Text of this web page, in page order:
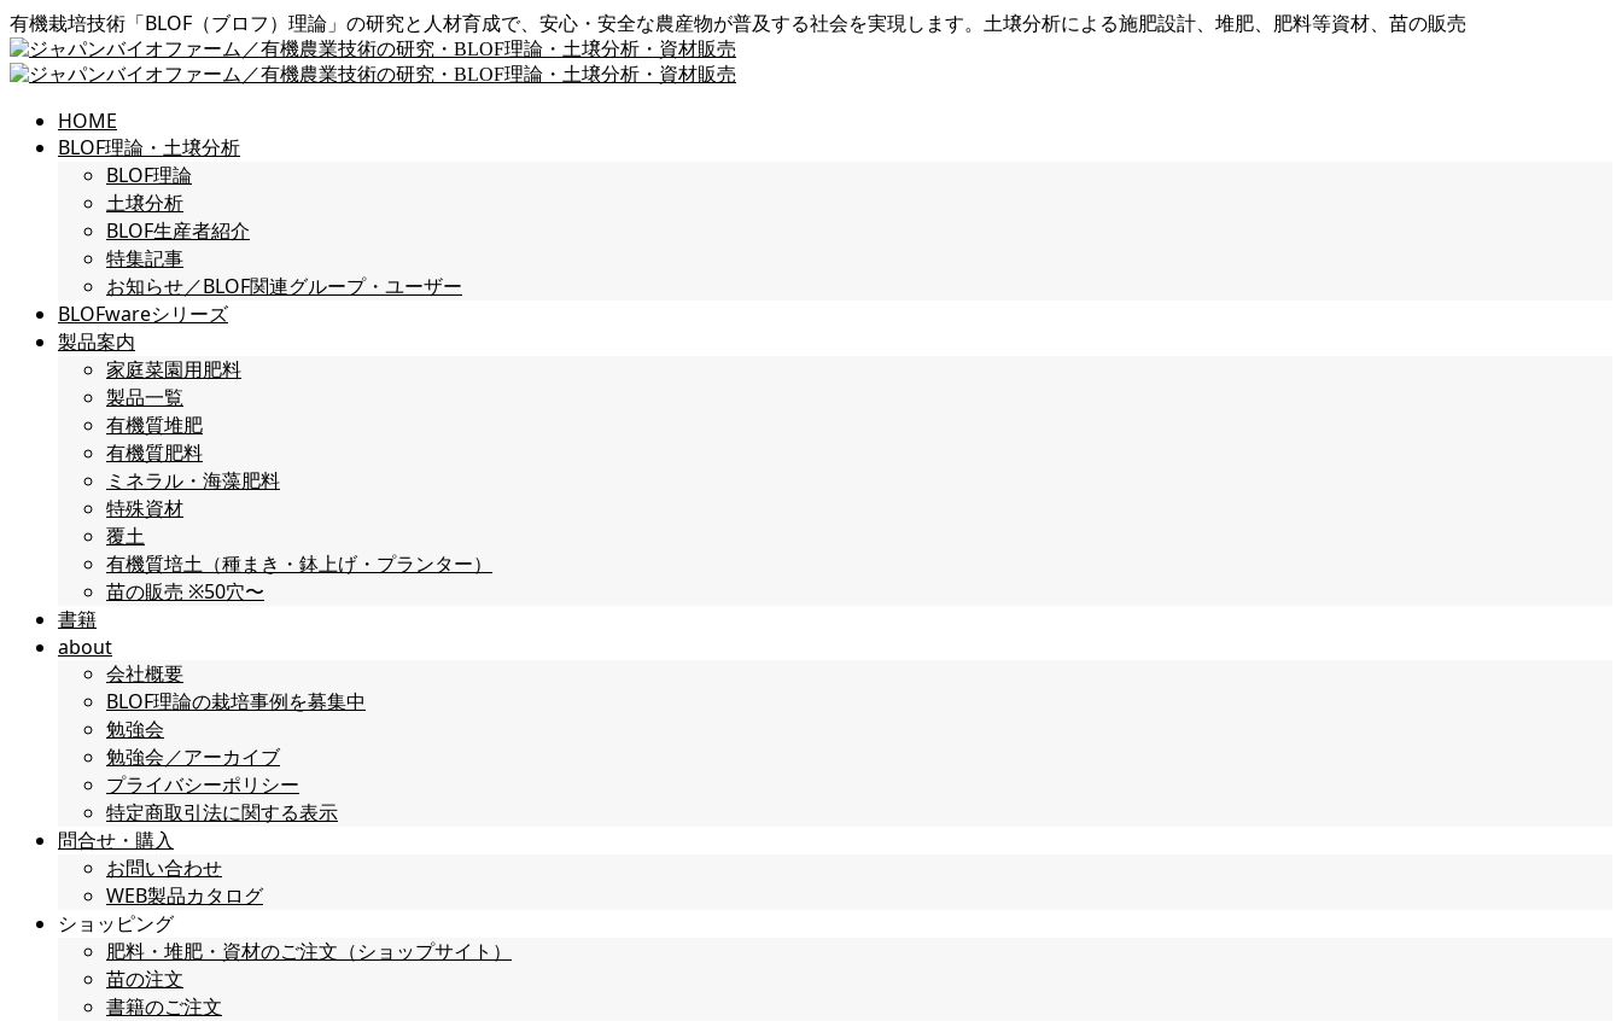
有機栽培技術「BLOF（ブロフ）理論」の研究と人材育成で、安心・安全な農産物が普及する社会を実現します。土壌分析による施肥設計、堆肥、肥料等資材、苗の販売
HOME
BLOF理論・土壌分析
BLOF理論
土壌分析
BLOF生産者紹介
特集記事
お知らせ／BLOF関連グループ・ユーザー
BLOFwareシリーズ
製品案内
家庭菜園用肥料
製品一覧
有機質堆肥
有機質肥料
ミネラル・海藻肥料
特殊資材
覆土
有機質培土（種まき・鉢上げ・プランター）
苗の販売 ※50穴〜
書籍
about
会社概要
BLOF理論の栽培事例を募集中
勉強会
勉強会／アーカイブ
プライバシーポリシー
特定商取引法に関する表示
問合せ・購入
お問い合わせ
WEB製品カタログ
ショッピング
肥料・堆肥・資材のご注文（ショップサイト）
苗の注文
書籍のご注文